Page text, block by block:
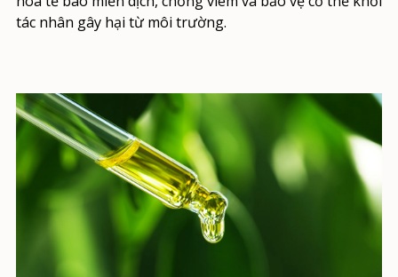
tác nhân gây hại từ môi trường.